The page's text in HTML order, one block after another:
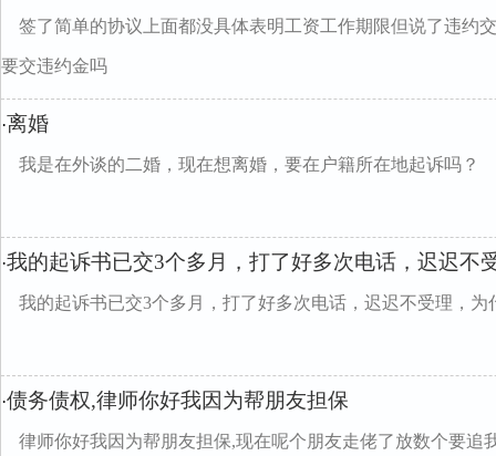
签了简单的协议上面都没具体表明工资工作期限但说了违约
要交违约金吗
·离婚
我是在外谈的二婚，现在想离婚，要在户籍所在地起诉吗？
·我的起诉书已交3个多月，打了好多次电话，迟迟不
我的起诉书已交3个多月，打了好多次电话，迟迟不受理，为
·债务债权,律师你好我因为帮朋友担保
律师你好我因为帮朋友担保,现在呢个朋友走佬了放数个要追